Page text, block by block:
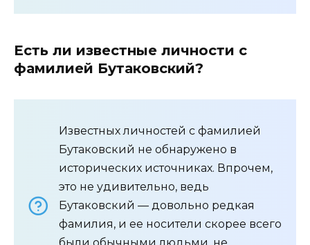
Есть ли известные личности с
фамилией Бутаковский?
Известных личностей с фамилией
Бутаковский не обнаружено в
исторических источниках. Впрочем,
это не удивительно, ведь
Бутаковский — довольно редкая
фамилия, и ее носители скорее всего